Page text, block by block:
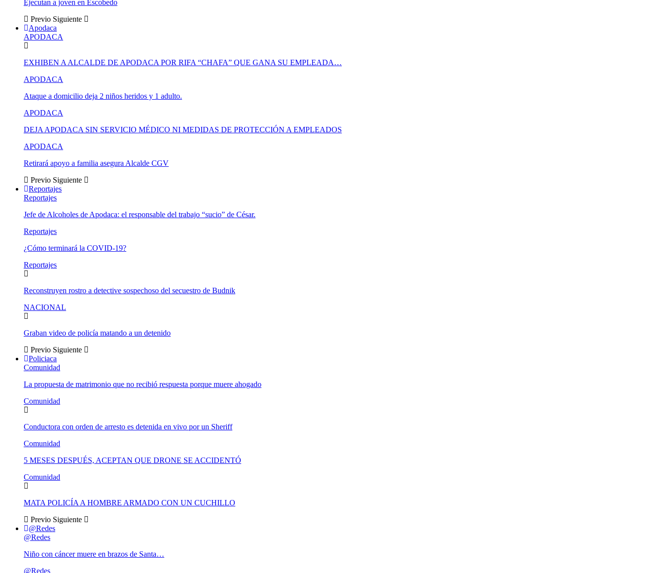
Ejecutan a joven en Escobedo
Previo Siguiente
Apodaca
APODACA
EXHIBEN A ALCALDE DE APODACA POR RIFA “CHAFA” QUE GANA SU EMPLEADA…
APODACA
Ataque a domicilio deja 2 niños heridos y 1 adulto.
APODACA
DEJA APODACA SIN SERVICIO MÉDICO NI MEDIDAS DE PROTECCIÓN A EMPLEADOS
APODACA
Retirará apoyo a familia asegura Alcalde CGV
Previo Siguiente
Reportajes
Reportajes
Jefe de Alcoholes de Apodaca: el responsable del trabajo “sucio” de César.
Reportajes
¿Cómo terminará la COVID-19?
Reportajes
Reconstruyen rostro a detective sospechoso del secuestro de Budnik
NACIONAL
Graban video de policía matando a un detenido
Previo Siguiente
Policiaca
Comunidad
La propuesta de matrimonio que no recibió respuesta porque muere ahogado
Comunidad
Conductora con orden de arresto es detenida en vivo por un Sheriff
Comunidad
5 MESES DESPUÉS, ACEPTAN QUE DRONE SE ACCIDENTÓ
Comunidad
MATA POLICÍA A HOMBRE ARMADO CON UN CUCHILLO
Previo Siguiente
@Redes
@Redes
Niño con cáncer muere en brazos de Santa…
@Redes